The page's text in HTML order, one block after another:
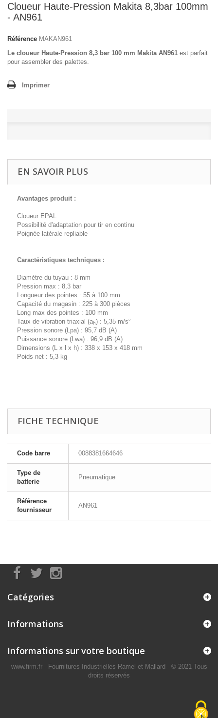
Cloueur Haute-Pression Makita 8,3bar 100mm
- AN961
Référence MAKAN961
Le cloueur Haute-Pression 8,3 bar 100 mm Makita AN961 est parfait
pour assembler des palettes.
Imprimer
EN SAVOIR PLUS
Avantages produit :
Cloueur EPAL
Possibilité d'adaptation pour tir en continu
Poignée latérale repliable
Caractéristiques techniques :
Diamètre du tuyau : 8 mm
Pression max : 8,3 bar
Longueur des pointes : 55 à 100 mm
Capacité du magasin : 225 à 300 pièces
Long max des pointes : 100 mm
Taux de vibration triaxial (ah) : 5,35 m/s²
Pression sonore (Lpa) : 95,7 dB (A)
Puissance sonore (Lwa) : 96,9 dB (A)
Dimensions (L x l x h) : 338 x 153 x 418 mm
Poids net : 5,3 kg
FICHE TECHNIQUE
Code barre 0088381664646
Type de
batterie
Pneumatique
Référence
fournisseur
AN961
Catégories
Informations
Informations sur votre boutique
www.firm.fr - Fournitures Industrielles Ramel et Mallard - © 2021 Tous
droits réservés